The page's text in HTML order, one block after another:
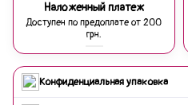
Наложенный платеж
Доступен по предоплате от 200
грн.
Конфиденциальная упаковка